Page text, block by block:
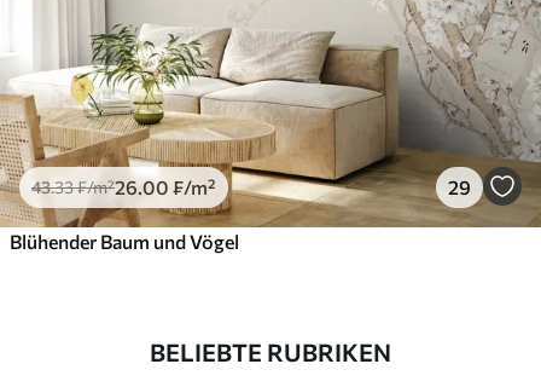
43.33₣/m²26.00 ₣/m² 29
Blühender Baum und Vögel
BELIEBTE RUBRIKEN